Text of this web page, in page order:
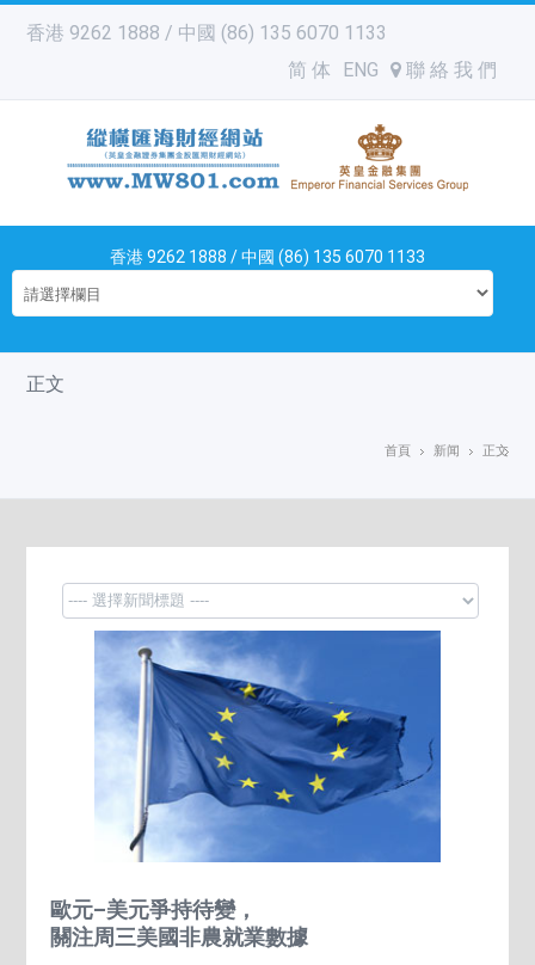
香港 9262 1888 / 中國 (86) 135 6070 1133
简 体
ENG 聯 絡 我 們
香港 9262 1888 / 中國 (86) 135 6070 1133
正文
首頁 新闻 正文
歐元–美元爭持待變，
關注周三美國非農就業數據